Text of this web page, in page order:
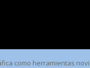
como herramientas